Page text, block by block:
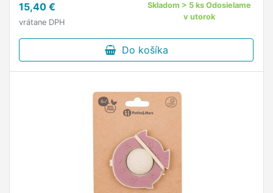
15,40 €
vrátane DPH
Skladom > 5 ks Odosielame
v utorok
Do košíka